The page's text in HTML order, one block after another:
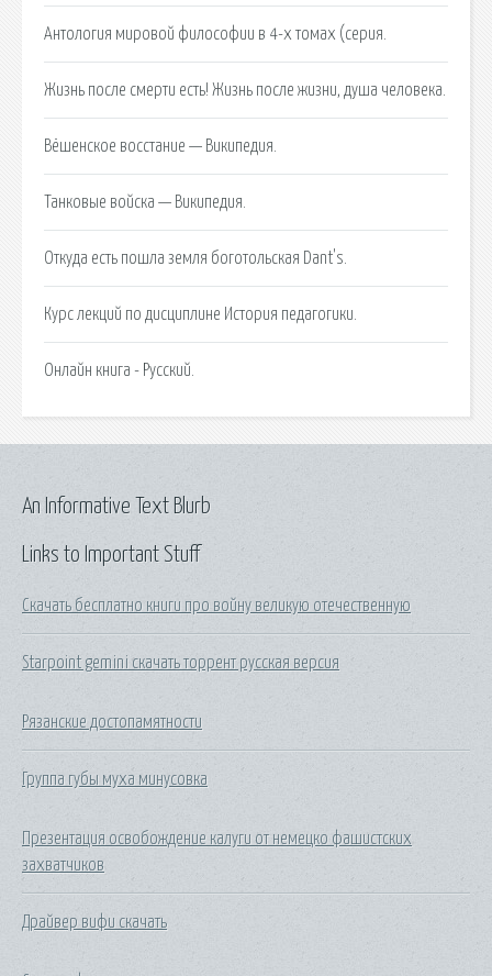
Антология мировой философии в 4-х томах (серия.
Жизнь после смерти есть! Жизнь после жизни, душа человека.
Вёшенское восстание — Википедия.
Танковые войска — Википедия.
Откуда есть пошла земля боготольская Dant's.
Курс лекций по дисциплине История педагогики.
Онлайн книга - Русский.
Links to Important Stuff
Скачать бесплатно книги про войну великую отечественную
Starpoint gemini скачать торрент русская версия
Рязанские достопамятности
Группа губы муха минусовка
Презентация освобождение калуги от немецко фашистских
захватчиков
Драйвер вифи скачать
An Informative Text Blurb